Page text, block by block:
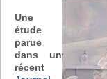
Une
étude
parue
dans un
récent